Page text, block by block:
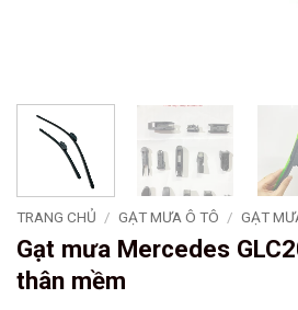
TRANG CHỦ / GẠT MƯA Ô TÔ / GẠT
Gạt mưa Mercedes
thân mềm